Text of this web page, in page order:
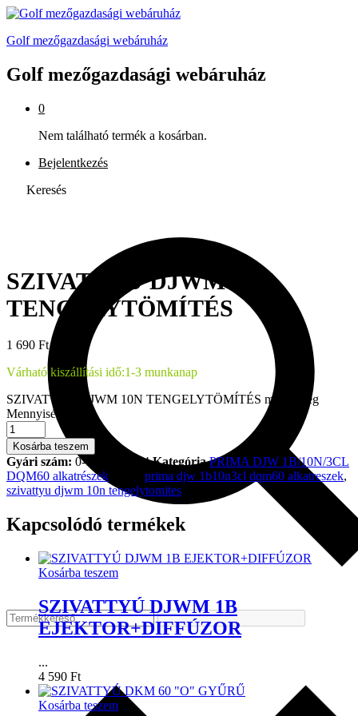
Golf mezőgazdasági webáruház
Golf mezőgazdasági webáruház
0
Nem található termék a kosárban.
Bejelentkezés
Keresés
SZIVATTYÚ DJWM 10N
TENGELYTÖMÍTÉS
1 690 Ft
Várható kiszállítási idő:1-3 munkanap
SZIVATTYÚ DJWM 10N TENGELYTÖMÍTÉS mennyiség
Mennyiség:
Kosárba teszem
Gyári szám: 0-1614279134KategóriaPRIMA DJW 1B/10N/3CL
DQM60 alkatrészek
prima djw 1b10n3cl dqm60 alkatreszek,
szivattyu djwm 10n tengelytomites
Kapcsolódó termékek
Kosárba teszem
SZIVATTYÚ DJWM 1B
EJEKTOR+DIFFÚZOR
...
4 590 Ft
Kosárba teszem